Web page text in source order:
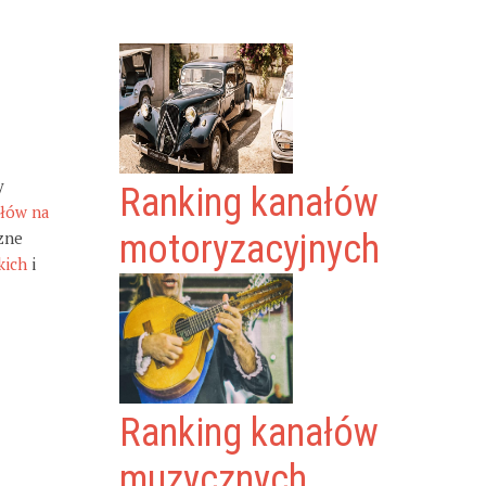
na
i
Ranking kanałów
motoryzacyjnych
Ranking kanałów